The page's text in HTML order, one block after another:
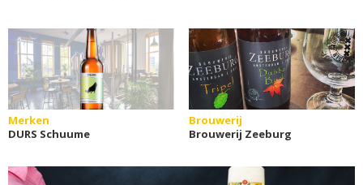
Merken
DURS Schuume
Brouwerij
Brouwerij Zeeburg